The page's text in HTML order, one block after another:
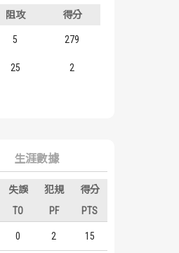
阻攻 得分
5 279
25 2
生涯數據
失誤 犯規
得分
TO PF PTS
0 2 15